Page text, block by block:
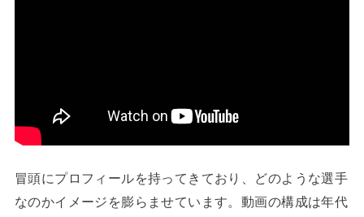
冒頭にプロフィールを持ってきており、どのような選手
なのかイメージを膨らませています。動画の構成は年代